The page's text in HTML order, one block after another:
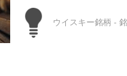
ウイスキー銘柄 -